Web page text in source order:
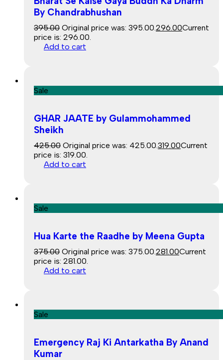
By Chandrabhushan
395.00 Original price was: ₹395.00. 296.00Current
price is: ₹296.00.
Add to cart
Sale
GHAR JAATE by Gulammohammed
Sheikh
425.00 Original price was: ₹425.00. 319.00Current
price is: ₹319.00.
Add to cart
Sale
Hua Karte the Raadhe by Meena Gupta
375.00 Original price was: ₹375.00. 281.00Current
price is: ₹281.00.
Add to cart
Sale
Emergency Raj Ki Antarkatha By Anand
Kumar